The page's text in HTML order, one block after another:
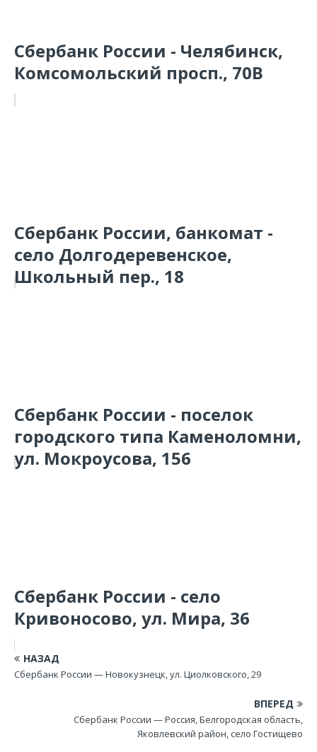
Сбербанк России - Челябинск,
Комсомольский просп., 70В
Сбербанк России, банкомат -
село Долгодеревенское,
Школьный пер., 18
Сбербанк России - поселок
городского типа Каменоломни,
ул. Мокроусова, 156
Сбербанк России - село
Кривоносово, ул. Мира, 36
НАЗАД
Сбербанк России — Новокузнецк, ул. Циолковского, 29
ВПЕРЕД
Сбербанк России — Россия, Белгородская область,
Яковлевский район, село Гостищево